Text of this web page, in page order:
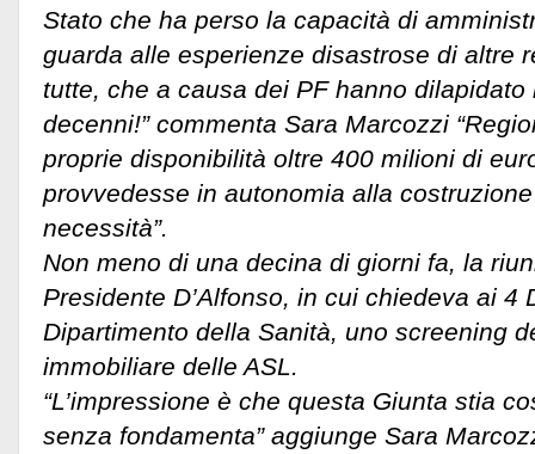
Stato che ha perso la capacità di
guarda alle esperienze disastrose di altre
tutte, che a causa dei PF hanno
decenni!” commenta Sara Marcozzi
proprie disponibilità oltre 400 milioni di
provvedesse in autonomia alla
necessità”.
Non meno di una decina di giorni fa, la
Presidente D’Alfonso, in cui chiedeva ai 4
Dipartimento della Sanità, uno screening
immobiliare delle ASL.
“L’impressione è che questa Giunta stia
senza fondamenta” aggiunge Sara